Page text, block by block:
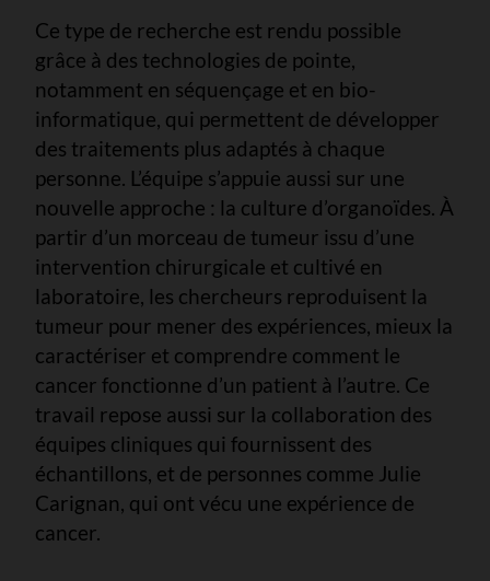
Ce type de recherche est rendu possible
grâce à des technologies de pointe,
notamment en séquençage et en bio-
informatique, qui permettent de développer
des traitements plus adaptés à chaque
personne. L’équipe s’appuie aussi sur une
nouvelle approche : la culture d’organoïdes. À
partir d’un morceau de tumeur issu d’une
intervention chirurgicale et cultivé en
laboratoire, les chercheurs reproduisent la
tumeur pour mener des expériences, mieux la
caractériser et comprendre comment le
cancer fonctionne d’un patient à l’autre. Ce
travail repose aussi sur la collaboration des
équipes cliniques qui fournissent des
échantillons, et de personnes comme Julie
Carignan, qui ont vécu une expérience de
cancer.